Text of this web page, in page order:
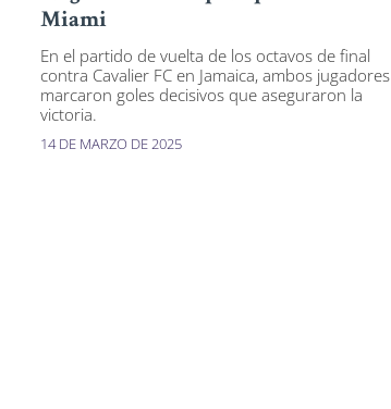
Miami
En el partido de vuelta de los octavos de final
contra Cavalier FC en Jamaica, ambos jugadores
marcaron goles decisivos que aseguraron la
victoria.
14 DE MARZO DE 2025